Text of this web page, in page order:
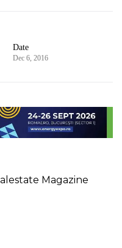
Date
Dec 6, 2016
Magazine